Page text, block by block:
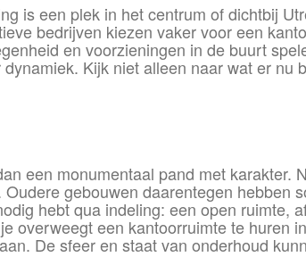
is een plek in het centrum of dichtbij
bedrijven kiezen vaker voor een
en voorzieningen in de buurt
Kijk niet alleen naar wat er nu
een monumentaal pand met karakter.
gebouwen daarentegen hebben
hebt qua indeling: een open ruimte,
overweegt een kantoorruimte te huren
De sfeer en staat van onderhoud